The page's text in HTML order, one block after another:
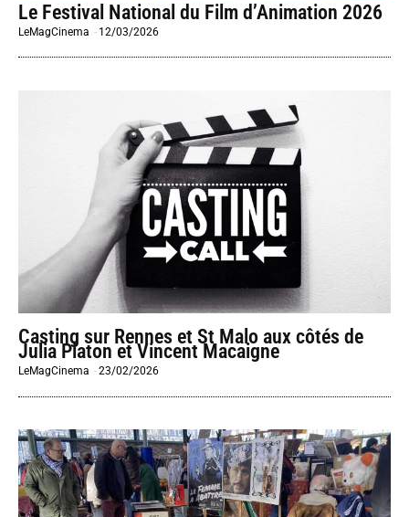
Le Festival National du Film d’Animation 2026
LeMagCinema - 12/03/2026
Casting sur Rennes et St Malo aux côtés de
Julia Piaton et Vincent Macaigne
LeMagCinema -23/02/2026